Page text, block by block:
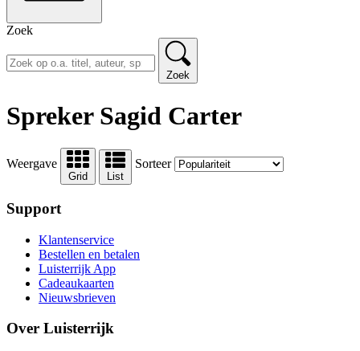
Zoek
Zoek
Spreker Sagid Carter
Weergave
Grid List
Sorteer
Support
Klantenservice
Bestellen en betalen
Luisterrijk App
Cadeaukaarten
Nieuwsbrieven
Over Luisterrijk